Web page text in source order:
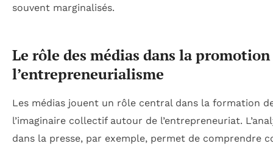
souvent marginalisés.
Le rôle des médias dans la promotion
l’entrepreneurialisme
Les médias jouent un rôle central dans la formation
l’imaginaire collectif autour de l’entrepreneuriat.
dans la presse, par exemple, permet de comprendre